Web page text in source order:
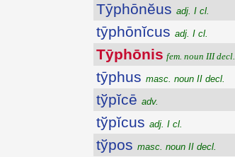
Tȳphōnĕus adj. I cl.
tȳphōnĭcus adj. I cl.
Tȳphōnis fem. noun III decl.
tȳphus masc. noun II decl.
tўpĭcē adv.
tўpĭcus adj. I cl.
tўpos masc. noun II decl.